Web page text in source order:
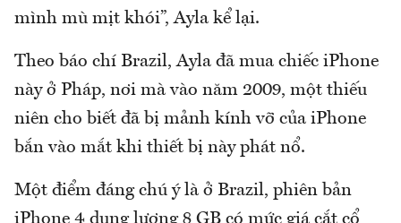
mình mù mịt khói”, Ayla kể lại.
Theo báo chí Brazil, Ayla đã mua chiếc iPhone
này ở Pháp, nơi mà vào năm 2009, một thiếu
niên cho biết đã bị mảnh kính vỡ của iPhone
bắn vào mắt khi thiết bị này phát nổ.
Một điểm đáng chú ý là ở Brazil, phiên bản
iPhone 4 dung lượng 8 GB có mức giá cắt cổ